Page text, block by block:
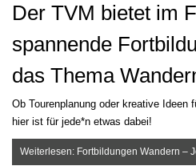
Der TVM bietet im
spannende
das Thema
Ob Tourenplanung oder kreative Ideen
hier ist für jede*n etwas dabei!
Weiterlesen: Fortbildungen Wandern –